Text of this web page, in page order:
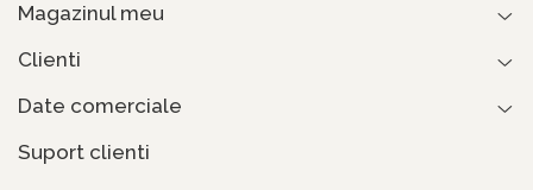
Magazinul meu
Clienti
Date comerciale
Suport clienti